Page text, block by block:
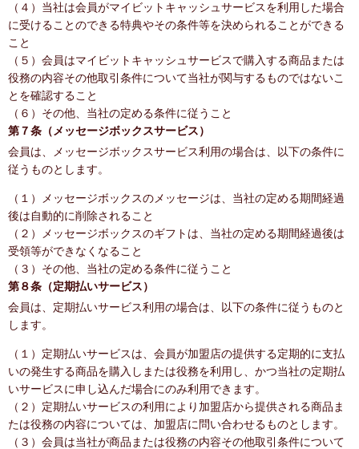
（４）当社は会員がマイビットキャッシュサービスを利用した場合
に受けることのできる特典やその条件等を決められることができる
こと
（５）会員はマイビットキャッシュサービスで購入する商品または
役務の内容その他取引条件について当社が関与するものではないこ
とを確認すること
（６）その他、当社の定める条件に従うこと
第７条（メッセージボックスサービス）
会員は、メッセージボックスサービス利用の場合は、以下の条件に
従うものとします。
（１）メッセージボックスのメッセージは、当社の定める期間経過
後は自動的に削除されること
（２）メッセージボックスのギフトは、当社の定める期間経過後は
受領等ができなくなること
（３）その他、当社の定める条件に従うこと
第８条（定期払いサービス）
会員は、定期払いサービス利用の場合は、以下の条件に従うものと
します。
（１）定期払いサービスは、会員が加盟店の提供する定期的に支払
いの発生する商品を購入しまたは役務を利用し、かつ当社の定期払
いサービスに申し込んだ場合にのみ利用できます。
（２）定期払いサービスの利用により加盟店から提供される商品ま
たは役務の内容については、加盟店に問い合わせるものとします。
（３）会員は当社が商品または役務の内容その他取引条件について